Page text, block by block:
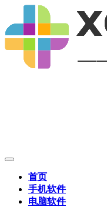
首页
手机软件
电脑软件